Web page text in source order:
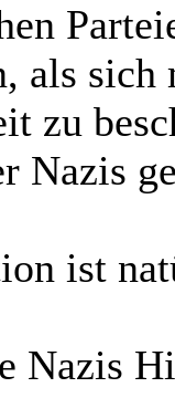
als
zu
Nazis
ist
Nazis